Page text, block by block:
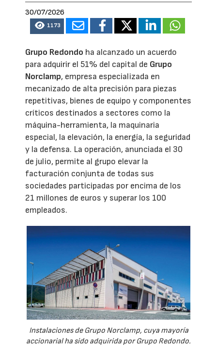
30/07/2026
1173
Grupo Redondo ha alcanzado un acuerdo
para adquirir el 51% del capital de Grupo
Norclamp, empresa especializada en
mecanizado de alta precisión para piezas
repetitivas, bienes de equipo y componentes
críticos destinados a sectores como la
máquina-herramienta, la maquinaria
especial, la elevación, la energía, la seguridad
y la defensa. La operación, anunciada el 30
de julio, permite al grupo elevar la
facturación conjunta de todas sus
sociedades participadas por encima de los
21 millones de euros y superar los 100
empleados.
Instalaciones de Grupo Norclamp, cuya mayoría
accionarial ha sido adquirida por Grupo Redondo.